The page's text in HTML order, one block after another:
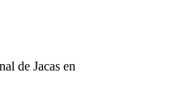
de Jacas en